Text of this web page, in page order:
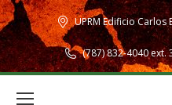
UPRM Edificio Carlos
(787) 832-4040 ext.